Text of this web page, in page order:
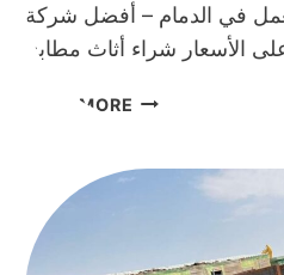
في الدمام – أفضل شركة
READ MORE شراء